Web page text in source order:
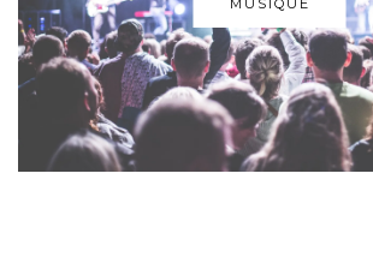
MUSIQUE